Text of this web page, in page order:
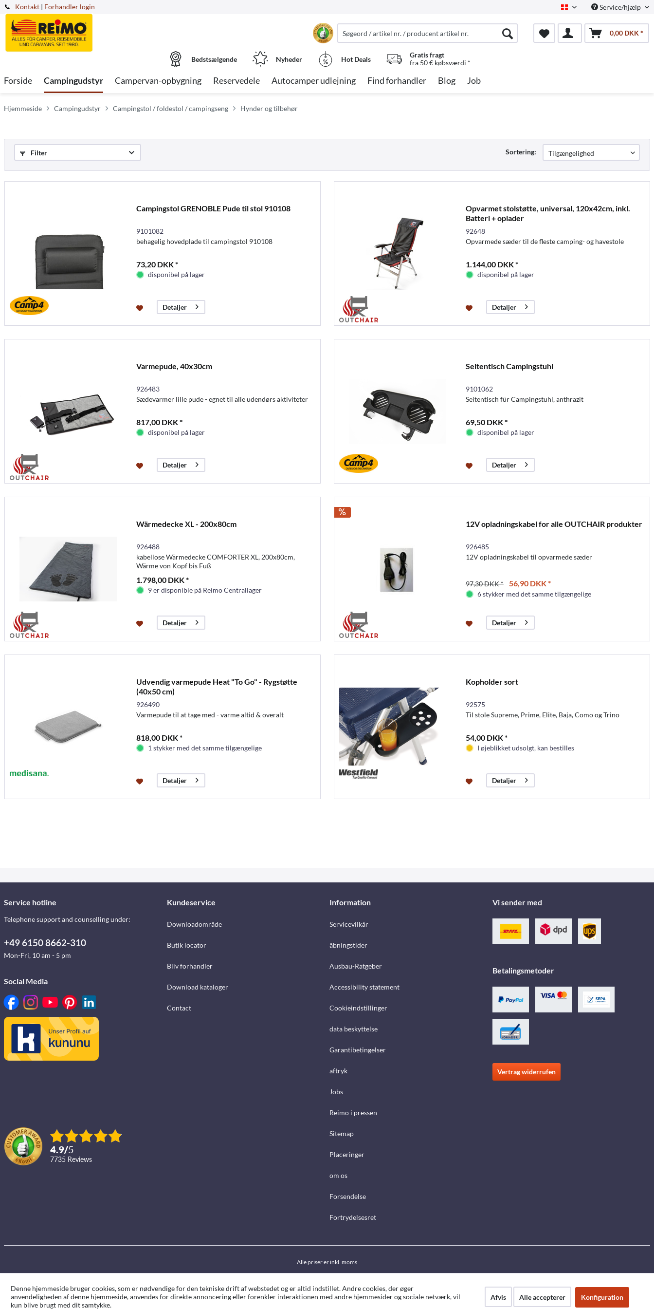
Kontakt Dansk Service/hjælp
| Forhandler login
0,00 DKK *
Bedstsælgende Nyheder Hot Deals
Gratis fragt
fra 50 € købsværdi *
Forside Campingudstyr Campervan-opbygning Reservedele Autocamper udlejning Find forhandler Blog Job
Hjemmeside Campingudstyr Campingstol / foldestol / campingseng Hynder og tilbehør
Filter Sortering:
Campingstol GRENOBLE Pude til stol 910108
9101082
behagelig hovedplade til campingstol 910108
73,20 DKK *
disponibel på lager
Detaljer
Opvarmet stolstøtte, universal, 120x42cm, inkl.
Batteri + oplader
92648
Opvarmede sæder til de fleste camping- og havestole
1.144,00 DKK *
disponibel på lager
Detaljer
Varmepude, 40x30cm
926483
Sædevarmer lille pude - egnet til alle udendørs aktiviteter
817,00 DKK *
disponibel på lager
Detaljer
Seitentisch Campingstuhl
9101062
Seitentisch für Campingstuhl, anthrazit
69,50 DKK *
disponibel på lager
Detaljer
Wärmedecke XL - 200x80cm
926488
kabellose Wärmedecke COMFORTER XL, 200x80cm,
Wärme von Kopf bis Fuß
1.798,00 DKK *
9 er disponible på Reimo Centrallager
Detaljer
12V opladningskabel for alle OUTCHAIR produkter
926485
12V opladningskabel til opvarmede sæder
97,30 DKK * 56,90 DKK *
6 stykker med det samme tilgængelige
Detaljer
Udvendig varmepude Heat "To Go" - Rygstøtte
(40x50 cm)
926490
Varmepude til at tage med - varme altid & overalt
818,00 DKK *
1 stykker med det samme tilgængelige
Detaljer
Kopholder sort
92575
Til stole Supreme, Prime, Elite, Baja, Como og Trino
54,00 DKK *
I øjeblikket udsolgt, kan bestilles
Detaljer
Service hotline
Telephone support and counselling under:
+49 6150 8662-310
Mon-Fri, 10 am - 5 pm
Social Media
4.9/5
7735 reviews
Kundeservice
Downloadområde
Butik locator
Bliv forhandler
Download kataloger
Contact
Information
Servicevilkår
åbningstider
Ausbau-Ratgeber
Accessibility statement
Cookieindstillinger
data beskyttelse
Garantibetingelser
aftryk
Jobs
Reimo i pressen
Sitemap
Placeringer
om os
Forsendelse
Fortrydelsesret
Vi sender med
Betalingsmetoder
Vertrag widerrufen
Alle priser er inkl. moms
Denne hjemmeside bruger cookies, som er nødvendige for den tekniske drift af webstedet og er altid indstillet. Andre cookies, der øger
anvendeligheden af denne hjemmeside, anvendes for direkte annoncering eller forenkler interaktionen med andre hjemmesider og sociale netværk, vil
kun blive brugt med dit samtykke.
Afvis Alle accepterer Konfiguration